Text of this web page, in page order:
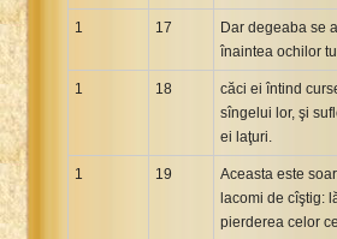
1 17
Dar degeaba se
înaintea ochilor
1 18
căci ei întind
sîngelui lor, şi
ei laţuri.
1 19
Aceasta este
lacomi de cîştig:
pierderea celor